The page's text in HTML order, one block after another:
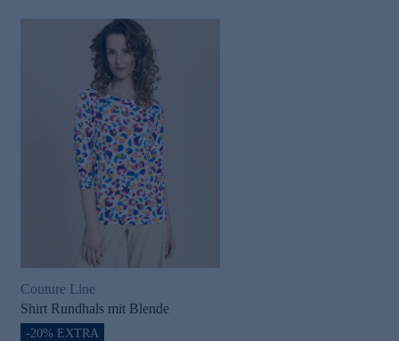
Couture Line
Shirt Rundhals mit Blende
-20% EXTRA